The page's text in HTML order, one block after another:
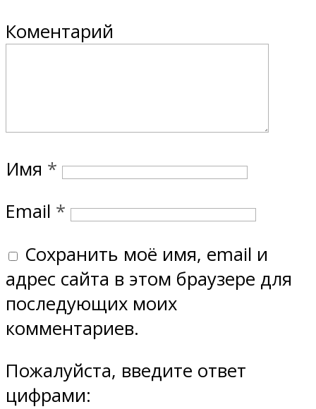
Коментарий
Имя *
Email *
Сохранить моё имя, email и
адрес сайта в этом браузере для
последующих моих
комментариев.
Пожалуйста, введите ответ
цифрами: